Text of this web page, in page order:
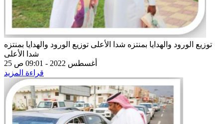
توزيع الورود والهدايا بمنتزه شدا الأعلى توزيع الورود والهدايا بمنتزه
شدا الأعلى
25 أغسطس 2022 - 09:01 ص
قراءة المزيد